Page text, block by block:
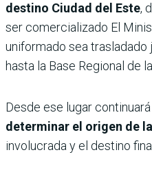
destino Ciudad del Este,
ser comercializado El
uniformado sea
hasta la Base Regional de
Desde ese lugar
determinar el origen de
involucrada y el destino